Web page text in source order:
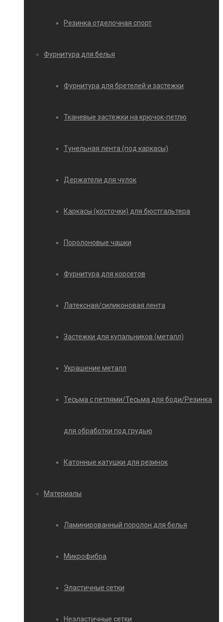
Резинка отделочная спорт
Фурнитура для белья
Фурнитура для бретелей и застежки
Тканевые застежки на крючок-петлю
Тунельная лента (под каркасы)
Держатели для чулок
Каркасы (косточки) для бюстгальтера
Поролоновые чашки
Фурнитура для корсетов
Латексная/силиконовая лента
Застежки для купальников (металл)
Украшение металл
Тесьма с петлями/Тесьма для боди/Резинка
для обработки под грудью
Катонные катушки для резинок
Материалы
Ламинированный поролон для белья
Микрофибра
Эластичные сетки
Неэластичные сетки